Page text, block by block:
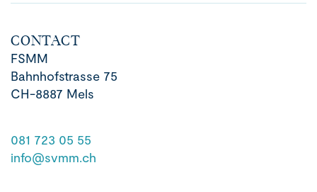
CONTACT
FSMM
Bahnhofstrasse 75
CH-8887 Mels
081 723 05 55
info@svmm.ch